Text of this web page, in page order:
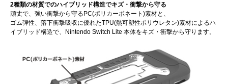
2種類の材質でのハイブリッド構造でキズ・衝撃から守る
頑丈で、強い衝撃から守るPC(ポリカーボネート)素材と、
ゴム弾性、落下衝撃吸収に優れたTPU(熱可塑性ポリウレタン)素材によるハ
イブリッド構造で、Nintendo Switch Lite 本体をキズ・衝撃から守ります。